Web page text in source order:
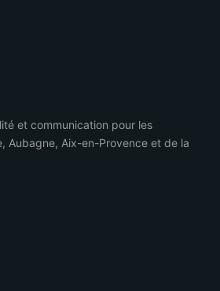
et communication pour les
Aubagne, Aix-en-Provence et de la